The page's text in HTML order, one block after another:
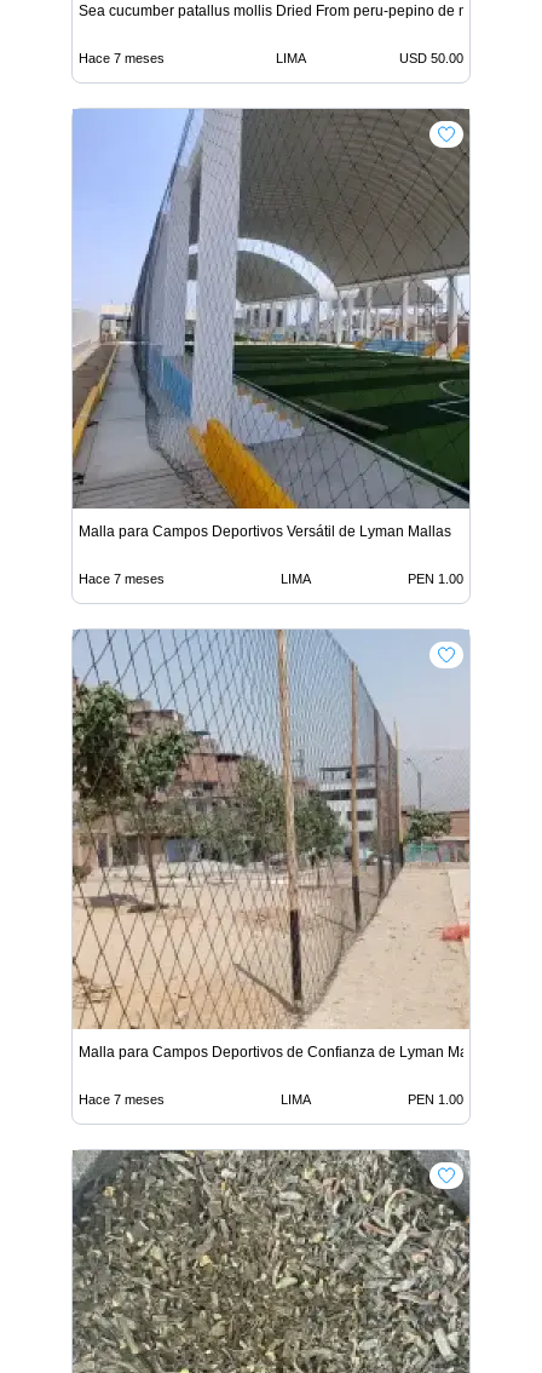
Sea cucumber patallus mollis Dried From peru-pepino de mar
Hace 7 meses LIMA USD 50.00
Malla para Campos Deportivos Versátil de Lyman Mallas
Hace 7 meses LIMA PEN 1.00
Malla para Campos Deportivos de Confianza de Lyman Ma
Hace 7 meses LIMA PEN 1.00